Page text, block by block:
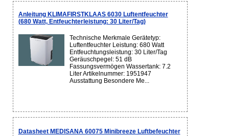
Anleitung KLIMAFIRSTKLAAS 6030 Luftentfeuchter
(680 Watt, Entfeuchterleistung: 30 Liter/Tag)
Technische Merkmale Gerätetyp:
Luftentfeuchter Leistung: 680 Watt
Entfeuchtungsleistung: 30 Liter/Tag
Geräuschpegel: 51 dB
Fassungsvermögen Wassertank: 7.2
Liter Artikelnummer: 1951947
Ausstattung Besondere Me...
Datasheet MEDISANA 60075 Minibreeze Luftbefeuchter